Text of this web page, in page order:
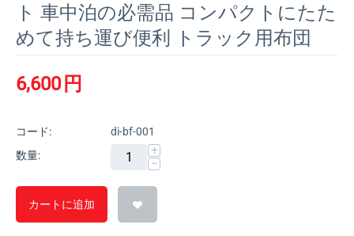
ト 車中泊の必需品 コンパクトにたた
めて持ち運び便利 トラック用布団
6,600 円
コード:
di-bf-001
数量:
+
−
カートに追加